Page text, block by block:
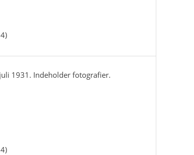
1931. Indeholder fotografier.